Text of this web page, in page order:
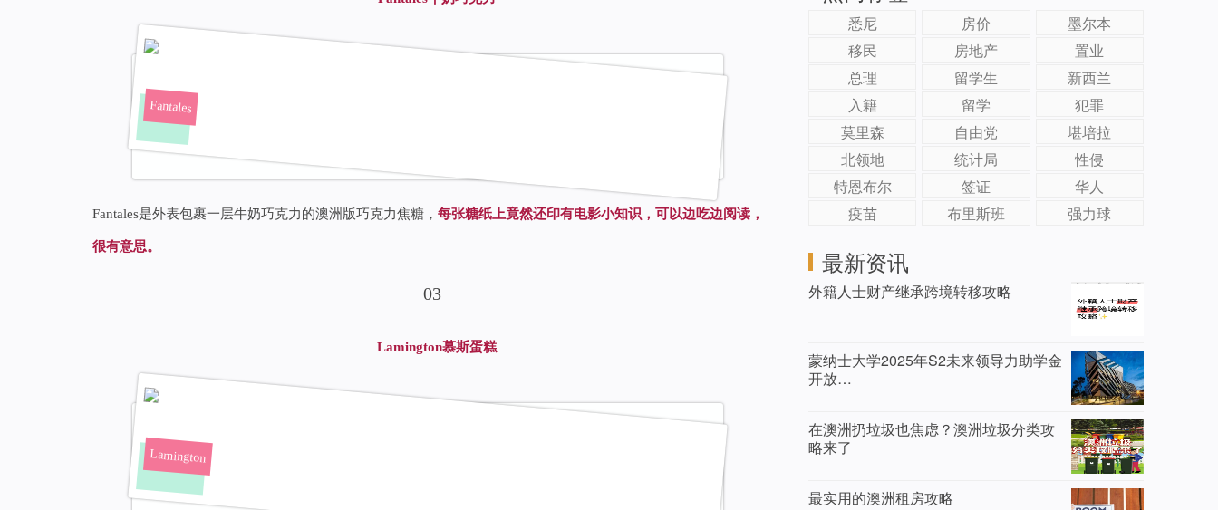
Fantales
Fantales是外表包裹一层牛奶巧克力的澳洲版巧克力焦糖， 每张糖纸上竟然还印有电影小知识，可以边吃边阅读，
很有意思。
03
Lamington慕斯蛋糕
Lamington
悉尼 房价
墨尔本
移民
房地产
置业
总理
留学生
新西兰
入籍
留学
犯罪
莫里森
自由党
堪培拉
北领地
统计局
性侵
特恩布尔
签证
华人
疫苗
布里斯班 强力球
最新资讯
外籍人士财产继承跨境转移攻略
蒙纳士大学2025年S2未来领导力助学金
开放…
在澳洲扔垃圾也焦虑？澳洲垃圾分类攻
略来了
最实用的澳洲租房攻略